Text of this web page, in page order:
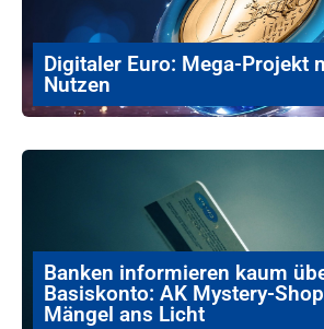
Digitaler Euro: Mega-Projekt
Nutzen
Banken informieren kaum
Basiskonto: AK Mystery-
Mängel ans Licht